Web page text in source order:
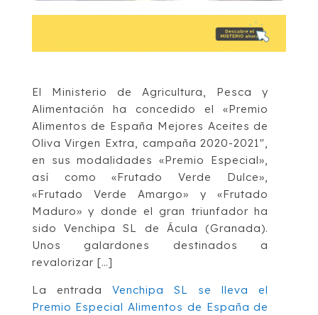
El Ministerio de Agricultura, Pesca y
Alimentación ha concedido el «Premio
Alimentos de España Mejores Aceites de
Oliva Virgen Extra, campaña 2020-2021″,
en sus modalidades «Premio Especial»,
así como «Frutado Verde Dulce»,
«Frutado Verde Amargo» y «Frutado
Maduro» y donde el gran triunfador ha
sido Venchipa SL de Ácula (Granada).
Unos galardones destinados a
revalorizar […]
La entrada Venchipa SL se lleva el
Premio Especial Alimentos de España de